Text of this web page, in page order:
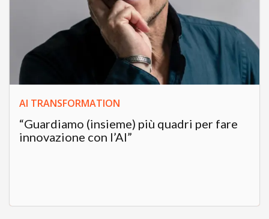
AI TRANSFORMATION
“Guardiamo (insieme) più quadri per fare
innovazione con l’AI”